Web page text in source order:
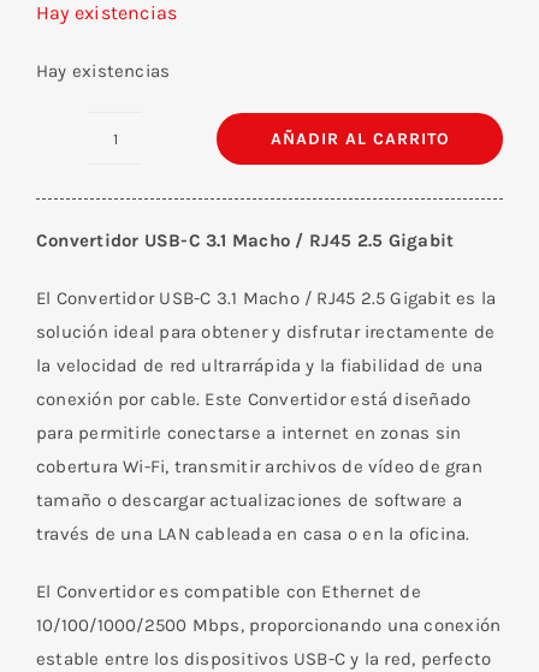
Hay existencias
Hay existencias
3.1
Macho
/
RJ45
Gigabit
cantidad
AÑADIR AL CARRITO
Convertidor USB-C 3.1 Macho / RJ45 2.5 Gigabit
El Convertidor USB-C 3.1 Macho / RJ45 2.5 Gigabit es la
solución ideal para obtener y disfrutar irectamente de
la velocidad de red ultrarrápida y la fiabilidad de una
conexión por cable. Este Convertidor está diseñado
para permitirle conectarse a internet en zonas sin
cobertura Wi-Fi, transmitir archivos de vídeo de gran
tamaño o descargar actualizaciones de software a
través de una LAN cableada en casa o en la oficina.
El Convertidor es compatible con Ethernet de
10/100/1000/2500 Mbps, proporcionando una conexión
estable entre los dispositivos USB-C y la red, perfecto